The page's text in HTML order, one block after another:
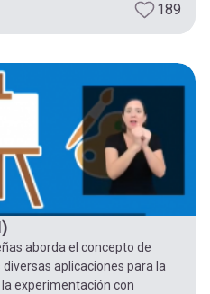
189
aborda el concepto de
aplicaciones para la
experimentación con